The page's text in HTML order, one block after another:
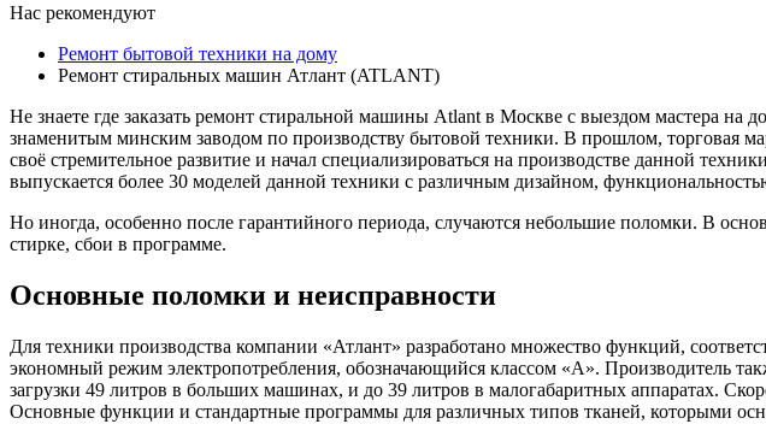
Нас рекомендуют
Ремонт бытовой техники на дому
Ремонт стиральных машин Атлант (ATLANT)
Не знаете где заказать ремонт стиральной машины Atlant в Москве с выездом мастера
знаменитым минским заводом по производству бытовой техники. В прошлом, торговая
своё стремительное развитие и начал специализироваться на производстве данной
выпускается более 30 моделей данной техники с различным дизайном,
Но иногда, особенно после гарантийного периода, случаются небольшие поломки. В
стирке, сбои в программе.
Основные поломки и неисправности
Для техники производства компании «Атлант» разработано множество функций,
экономный режим электропотребления, обозначающийся классом «А». Производитель
загрузки 49 литров в больших машинах, и до 39 литров в малогабаритных аппаратах.
Основные функции и стандартные программы для различных типов тканей, которыми